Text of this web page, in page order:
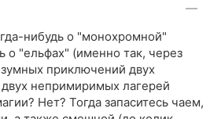
нибудь о "монохромной"
о "ельфах" (именно так, через
приключений двух
непримиримых лагерей
Нет? Тогда запаситесь чаем,